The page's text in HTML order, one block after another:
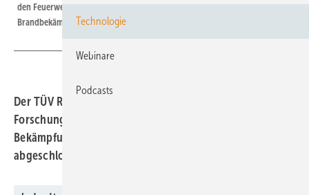
den Feuerwehren anfängliche Unsichewrheiten behoben werden§", was die
Brandbekämpfung bei Solarstromanlagen betrifft.
Der TÜV Rheinland und das Fraunhofer ISE haben ihre
Forschungsarbeit über die Brandursachen und die
Bekämpfung von Bränden an Solaranlagen
abgeschlossen. Die Ergebnisse sind erstaunlich.
Technologie
Webinare
Podcasts